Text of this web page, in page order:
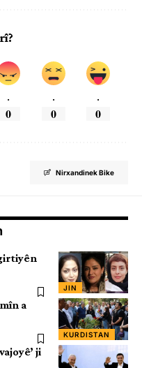
.
0
.
0
.
0
Nirxandinek Bike
JIN
KURDISTAN
a
ji